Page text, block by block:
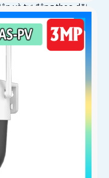
và tự động theo dõi